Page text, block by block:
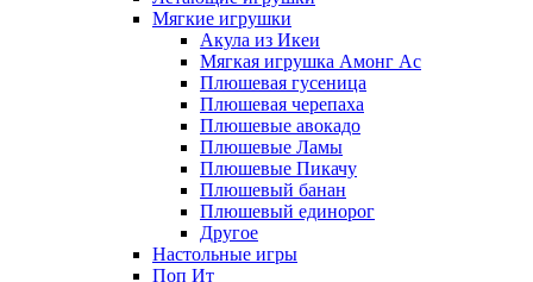
Мягкие игрушки
Акула из Икеи
Мягкая игрушка Амонг Ас
Плюшевая гусеница
Плюшевая черепаха
Плюшевые авокадо
Плюшевые Ламы
Плюшевые Пикачу
Плюшевый банан
Плюшевый единорог
Другое
Настольные игры
Поп Ит